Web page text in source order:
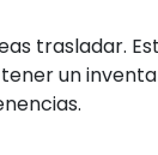
trasladar.
un